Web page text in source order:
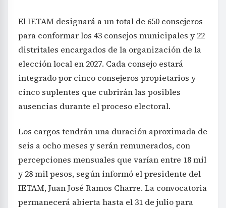
El IETAM designará a un total de 650 consejeros
para conformar los 43 consejos municipales y 22
distritales encargados de la organización de la
elección local en 2027. Cada consejo estará
integrado por cinco consejeros propietarios y
cinco suplentes que cubrirán las posibles
ausencias durante el proceso electoral.
Los cargos tendrán una duración aproximada de
seis a ocho meses y serán remunerados, con
percepciones mensuales que varían entre 18 mil
y 28 mil pesos, según informó el presidente del
IETAM, Juan José Ramos Charre. La convocatoria
permanecerá abierta hasta el 31 de julio para